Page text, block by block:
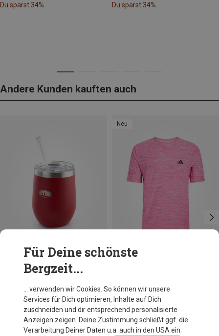
Du sparst 34% Du sparst 34%
Andere Kunden kauften auch
Du sparst 10%
Neu
adidas
29,95 €
Für Deine schönste
Bergzeit...
… verwenden wir Cookies. So können wir unsere
Services für Dich optimieren, Inhalte auf Dich
zuschneiden und dir entsprechend personalisierte
Anzeigen zeigen. Deine Zustimmung schließt ggf. die
Verarbeitung Deiner Daten u.a. auch in den USA ein.